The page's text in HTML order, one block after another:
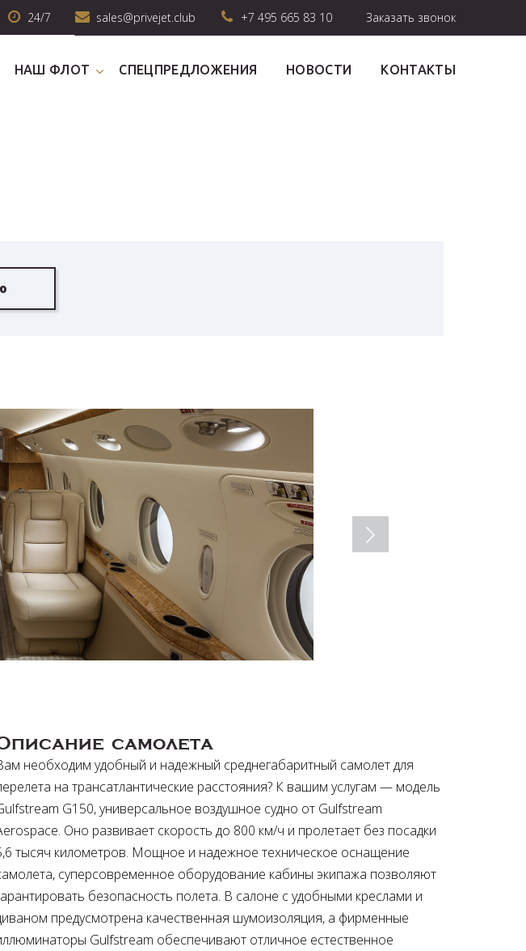
24/7 sales@privejet.club +7 495 665 83 10 Заказать звонок
НАШ ФЛОТ СПЕЦПРЕДЛОЖЕНИЯ НОВОСТИ КОНТАКТЫ
самолета
необходим удобный и надежный среднегабаритный самолет для
на трансатлантические расстояния? К вашим услугам — модель
G150, универсальное воздушное судно от Gulfstream
Оно развивает скорость до 800 км/ч и пролетает без посадки
тысяч километров. Мощное и надежное техническое оснащение
суперсовременное оборудование кабины экипажа позволяют
безопасность полета. В салоне с удобными креслами и
предусмотрена качественная шумоизоляция, а фирменные
Gulfstream обеспечивают отличное естественное